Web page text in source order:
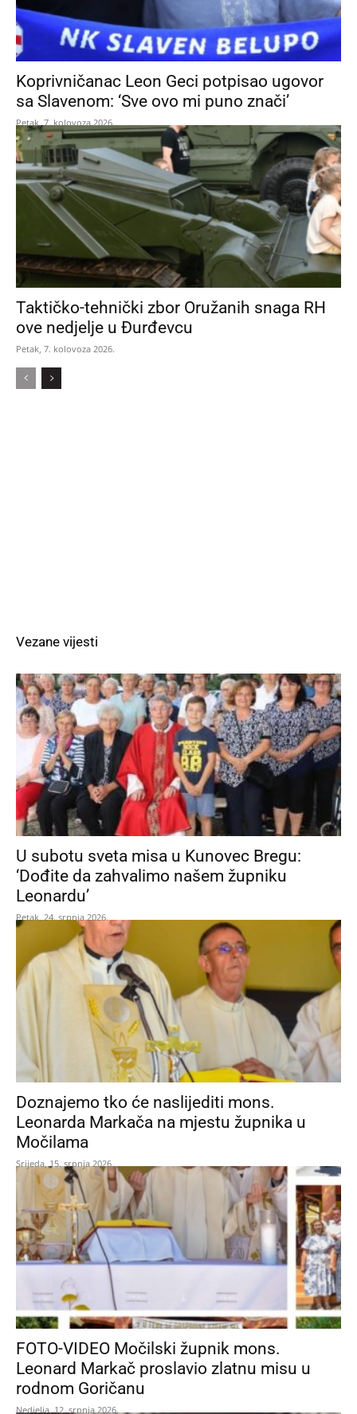
Koprivničanac Leon Geci potpisao ugovor
sa Slavenom: ‘Sve ovo mi puno znači’
Petak, 7. kolovoza 2026.
Taktičko-tehnički zbor Oružanih snaga RH
ove nedjelje u Đurđevcu
Petak, 7. kolovoza 2026.
Vezane vijesti
U subotu sveta misa u Kunovec Bregu:
‘Dođite da zahvalimo našem župniku
Leonardu’
Petak, 24. srpnja 2026.
Doznajemo tko će naslijediti mons.
Leonarda Markača na mjestu župnika u
Močilama
Srijeda, 15. srpnja 2026.
FOTO-VIDEO Močilski župnik mons.
Leonard Markač proslavio zlatnu misu u
rodnom Goričanu
Nedjelja, 12. srpnja 2026.